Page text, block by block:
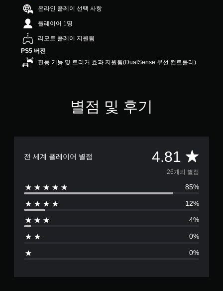
1
개
별
온라인 플레이 선택 사항
플레이어 1명
리모트 플레이 지원됨
PS5 버전
진동 기능 및 트리거 효과 지원됨(DualSense 무선 컨트롤러)
별점 및 후기
전 세계 플레이어 별점 4.81 총
2
6
별
으
26개의 별점
85%
12%
4%
0%
0%